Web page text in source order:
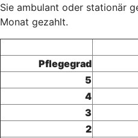
Sie ambulant oder stationär
Monat gezahlt.
Pflegegrad
5
4
3
2